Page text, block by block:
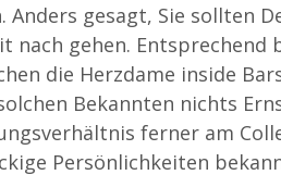
gesagt, Sie sollten
nach gehen.
die Herzdame inside
Bekannten nichts
ferner am
Persönlichkeiten